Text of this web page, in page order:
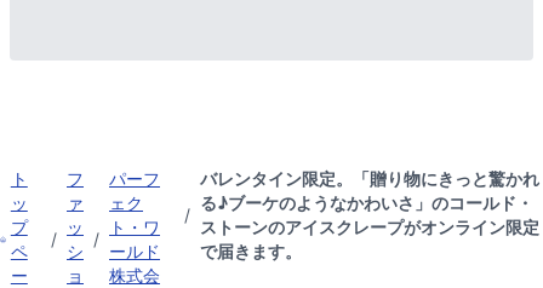
ト
ッ
プ
ペ
ー
/
フ
ァ
ッ
シ
ョ
/
パーフ
ェク
ト・ワ
ールド
株式会
/
バレンタイン限定。「贈り物にきっと驚かれ
る♪ブーケのようなかわいさ」のコールド・
ストーンのアイスクレープがオンライン限定
で届きます。